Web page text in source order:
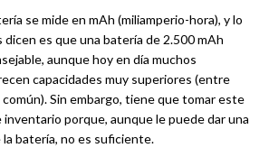
se mide en mAh (miliamperio-hora), y lo
es que una batería de 2.500 mAh
aunque hoy en día muchos
capacidades muy superiores (entre
Sin embargo, tiene que tomar este
porque, aunque le puede dar una
la batería, no es suficiente.